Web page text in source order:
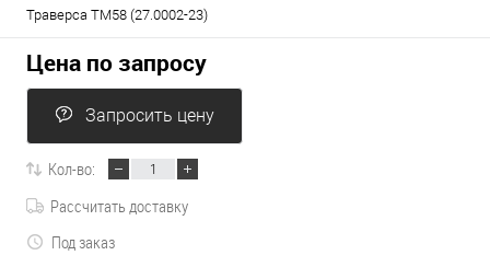
Траверса ТМ58 (27.0002-23)
Цена по запросу
Запросить цену
Кол-во:
Рассчитать доставку
Под заказ